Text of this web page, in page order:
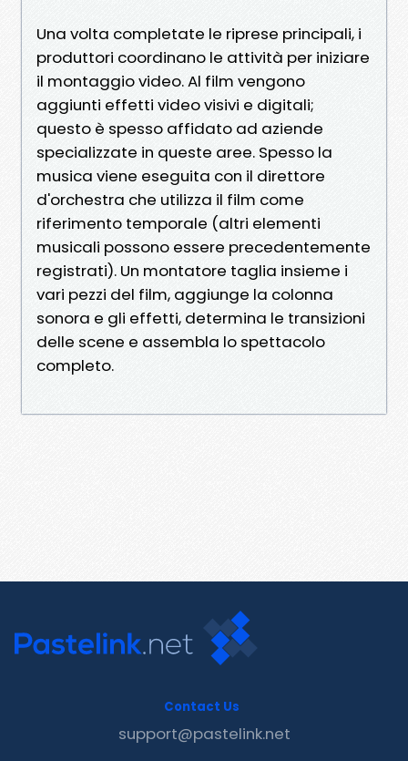
Una volta completate le riprese principali, i
produttori coordinano le attività per iniziare
il montaggio video. Al film vengono
aggiunti effetti video visivi e digitali;
questo è spesso affidato ad aziende
specializzate in queste aree. Spesso la
musica viene eseguita con il direttore
d'orchestra che utilizza il film come
riferimento temporale (altri elementi
musicali possono essere precedentemente
registrati). Un montatore taglia insieme i
vari pezzi del film, aggiunge la colonna
sonora e gli effetti, determina le transizioni
delle scene e assembla lo spettacolo
completo.
Contact Us
support@pastelink.net